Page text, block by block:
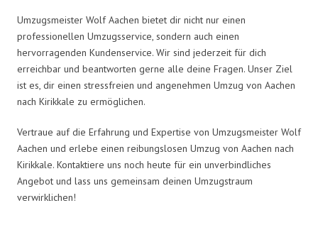
Umzugsmeister Wolf Aachen bietet dir nicht nur einen
professionellen Umzugsservice, sondern auch einen
hervorragenden Kundenservice. Wir sind jederzeit für dich
erreichbar und beantworten gerne alle deine Fragen. Unser Ziel
ist es, dir einen stressfreien und angenehmen Umzug von Aachen
nach Kirikkale zu ermöglichen.
Vertraue auf die Erfahrung und Expertise von Umzugsmeister Wolf
Aachen und erlebe einen reibungslosen Umzug von Aachen nach
Kirikkale. Kontaktiere uns noch heute für ein unverbindliches
Angebot und lass uns gemeinsam deinen Umzugstraum
verwirklichen!